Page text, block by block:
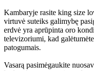
Kambaryje rasite king size
virtuvė suteiks galimybę
erdvė yra aprūpinta oro
televizoriumi, kad
patogumais.
Vasarą pasimėgaukite